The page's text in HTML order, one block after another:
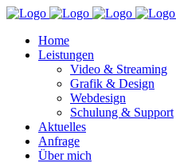
Home
Leistungen
Video & Streaming
Grafik & Design
Webdesign
Schulung & Support
Aktuelles
Anfrage
Über mich